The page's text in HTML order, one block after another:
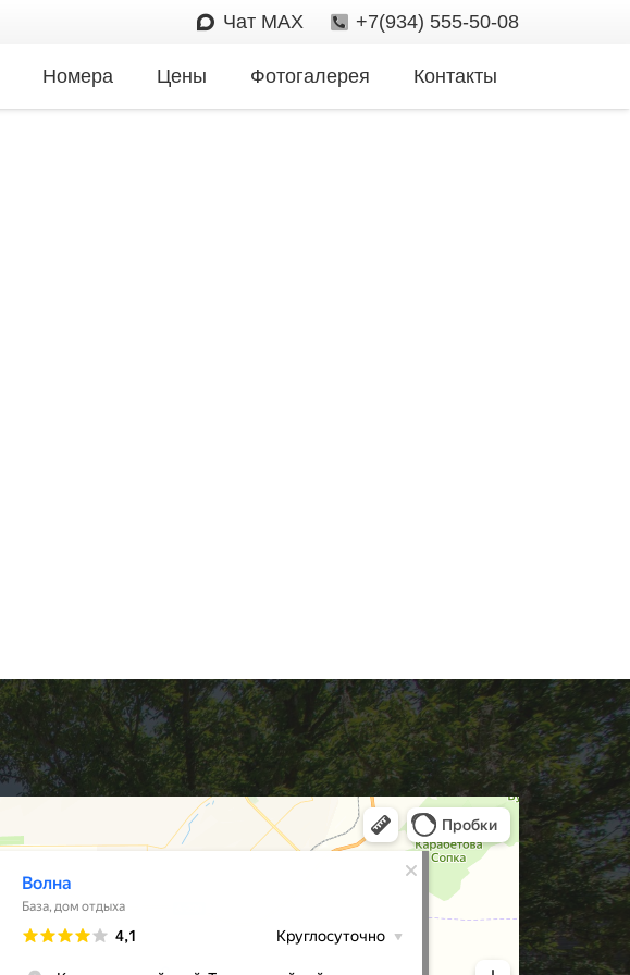
Чат MAX +7(934) 555-50-08
Номера Цены Фотогалерея Контакты